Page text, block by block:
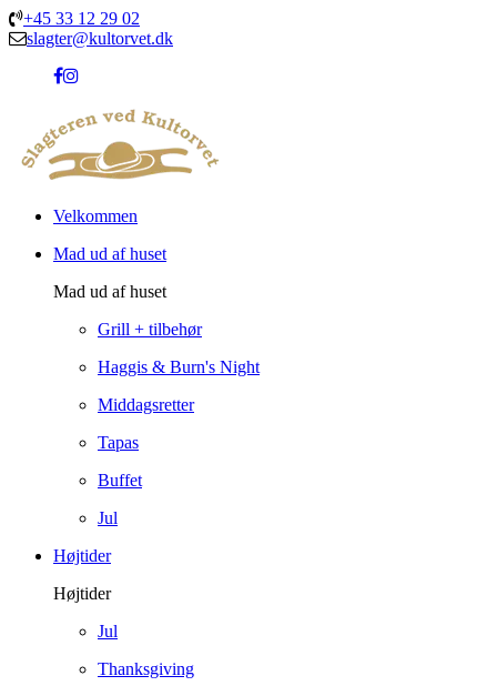
+45 33 12 29 02
slagter@kultorvet.dk
Velkommen
Mad ud af huset
Mad ud af huset
Grill + tilbehør
Haggis & Burn's Night
Middagsretter
Tapas
Buffet
Jul
Højtider
Højtider
Jul
Thanksgiving